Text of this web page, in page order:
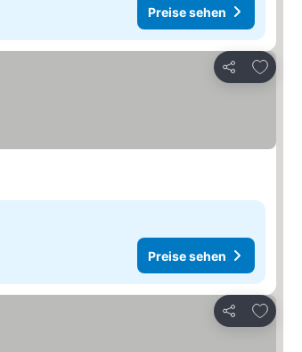
Preise sehen
Teilen
Zu
Preise sehen
Teilen
Zu